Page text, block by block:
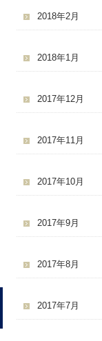
2018年2月
2018年1月
2017年12月
2017年11月
2017年10月
2017年9月
2017年8月
2017年7月